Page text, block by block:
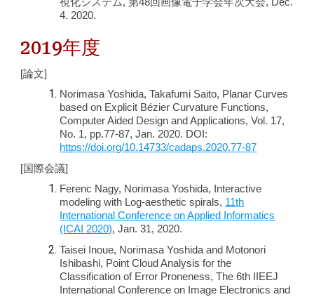
4. 2020.
2019年度
[論文]
Norimasa Yoshida, Takafumi Saito, Planar Curves
based on Explicit Bézier Curvature Functions,
Computer Aided Design and Applications, Vol. 17,
No. 1, pp.77-87, Jan. 2020. DOI:
https://doi.org/10.14733/cadaps.2020.77-87
[国際会議]
Ferenc Nagy, Norimasa Yoshida, Interactive
modeling with Log-aesthetic spirals, 11th
International Conference on Applied Informatics
(ICAI 2020), Jan. 31, 2020.
Taisei Inoue, Norimasa Yoshida and Motonori
Ishibashi, Point Cloud Analysis for the
Classification of Error Proneness, The 6th IIEEJ
International Conference on Image Electronics and